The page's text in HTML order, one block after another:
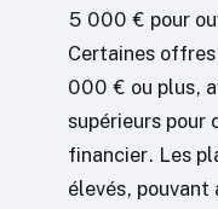
5 000 € pour
Certaines
000 € ou plus,
supérieurs pour
financier. Les
élevés,